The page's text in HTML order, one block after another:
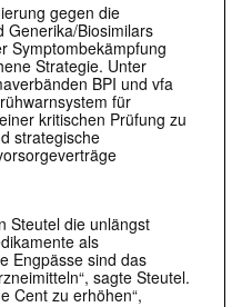
gegen die
Generika/Biosimilars
Symptombekämpfung
Strategie. Unter
BPI und vfa
für
kritischen Prüfung zu
strategische
Steutel die unlängst
als
Engpässe sind das
sagte Steutel.
Cent zu erhöhen“,